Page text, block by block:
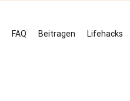
FAQ Beitragen Lifehacks